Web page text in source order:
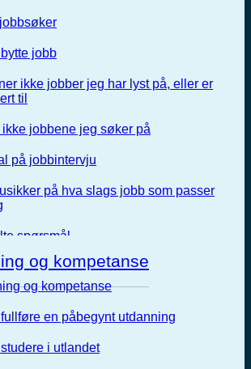
jobb
ikke jobber jeg har lyst på, eller er
til
ikke jobbene jeg søker på
på jobbintervju
på hva slags jobb som passer
spørsmål
og kompetanse
og kompetanse
en påbegynt utdanning
i utlandet